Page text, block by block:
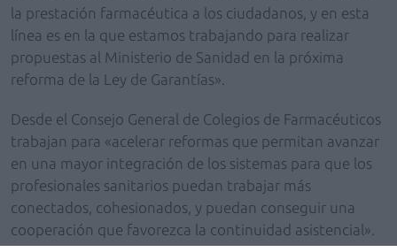
la prestación farmacéutica a los ciudadanos, y en esta
línea es en la que estamos trabajando para realizar
propuestas al Ministerio de Sanidad en la próxima
reforma de la Ley de Garantías».
Desde el Consejo General de Colegios de Farmacéuticos
trabajan para «acelerar reformas que permitan avanzar
en una mayor integración de los sistemas para que los
profesionales sanitarios puedan trabajar más
conectados, cohesionados, y puedan conseguir una
cooperación que favorezca la continuidad asistencial».